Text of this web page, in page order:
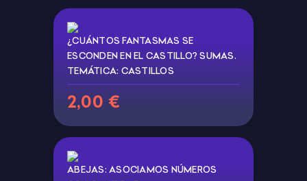
¿CUÁNTOS FANTASMAS SE
ESCONDEN EN EL CASTILLO? SUMAS.
TEMÁTICA: CASTILLOS
2,00 €
ABEJAS: ASOCIAMOS NÚMEROS